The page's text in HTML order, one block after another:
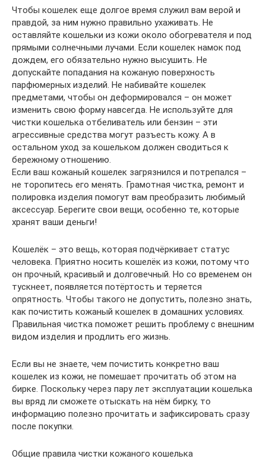
Чтобы кошелек еще долгое время служил вам верой и
правдой, за ним нужно правильно ухаживать. Не
оставляйте кошельки из кожи около обогревателя и под
прямыми солнечными лучами. Если кошелек намок под
дождем, его обязательно нужно высушить. Не
допускайте попадания на кожаную поверхность
парфюмерных изделий. Не набивайте кошелек
предметами, чтобы он деформировался – он может
изменить свою форму навсегда. Не используйте для
чистки кошелька отбеливатель или бензин – эти
агрессивные средства могут разъесть кожу. А в
остальном уход за кошельком должен сводиться к
бережному отношению.
Если ваш кожаный кошелек загрязнился и потрепался –
не торопитесь его менять. Грамотная чистка, ремонт и
полировка изделия помогут вам преобразить любимый
аксессуар. Берегите свои вещи, особенно те, которые
хранят ваши деньги!
Кошелёк – это вещь, которая подчёркивает статус
человека. Приятно носить кошелёк из кожи, потому что
он прочный, красивый и долговечный. Но со временем он
тускнеет, появляется потёртость и теряется
опрятность. Чтобы такого не допустить, полезно знать,
как почистить кожаный кошелек в домашних условиях.
Правильная чистка поможет решить проблему с внешним
видом изделия и продлить его жизнь.
Если вы не знаете, чем почистить конкретно ваш
кошелек из кожи, не помешает прочитать об этом на
бирке. Поскольку через пару лет эксплуатации кошелька
вы вряд ли сможете отыскать на нём бирку, то
информацию полезно прочитать и зафиксировать сразу
после покупки.
Общие правила чистки кожаного кошелька